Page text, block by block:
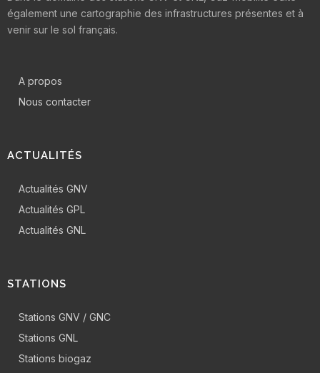
également une cartographie des infrastructures présentes et à
venir sur le sol français.
A propos
Nous contacter
ACTUALITÉS
Actualités GNV
Actualités GPL
Actualités GNL
STATIONS
Stations GNV / GNC
Stations GNL
Stations biogaz